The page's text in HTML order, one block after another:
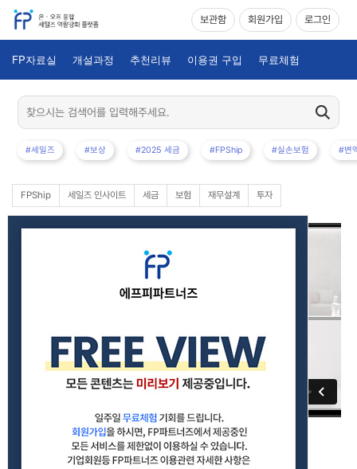
보관함 회원가입 로그인
FP자료실 개설과정 추천리뷰 이용권 구입 무료체험
#세일즈 #보상 #2025 세금 #FPShip #실손보험 #변
FPShip 세일즈 인사이트 세금 보험 재무설계 투자
5세대 실손보험출시_실손 보험 변천사 한방에 정리하기